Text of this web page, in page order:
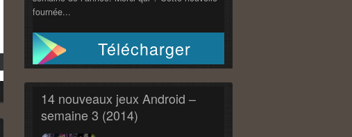
fournée...
Télécharger
14 nouveaux jeux Android –
semaine 3 (2014)